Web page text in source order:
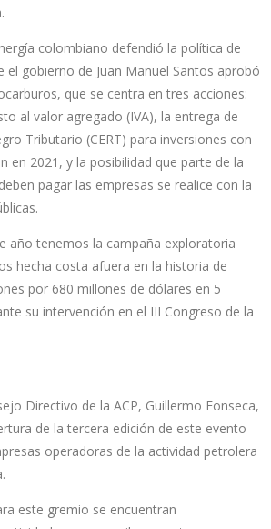
colombiano defendió la política de
el gobierno de Juan Manuel Santos aprobó
que se centra en tres acciones:
al valor agregado (IVA), la entrega de
Tributario (CERT) para inversiones con
en 2021, y la posibilidad que parte de la
pagar las empresas se realice con la
año tenemos la campaña exploratoria
hecha costa afuera en la historia de
por 680 millones de dólares en 5
su intervención en el III Congreso de la
Directivo de la ACP, Guillermo Fonseca,
de la tercera edición de este evento
operadoras de la actividad petrolera
este gremio se encuentran